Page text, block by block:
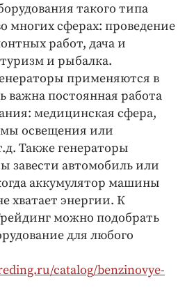
такого типа
многих сферах: проведение
работ, дача и
и рыбалка.
применяются в
важна постоянная работа
медицинская сфера,
освещения или
Также генераторы
завести автомобиль или
аккумулятор машины
хватает энергии. К
можно подобрать
для любого
catalog/benzinovye-